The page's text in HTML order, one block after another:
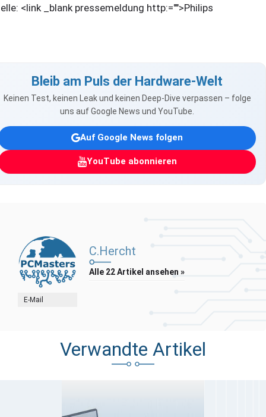
<link _blank pressemeldung http:="">Philips
Bleib am Puls der Hardware-Welt
Keinen Test, keinen Leak und keinen Deep-Dive verpassen – folge
uns auf Google News und YouTube.
Auf Google News folgen
YouTube abonnieren
E-Mail
C.Hercht
Alle 22 Artikel ansehen »
Verwandte Artikel